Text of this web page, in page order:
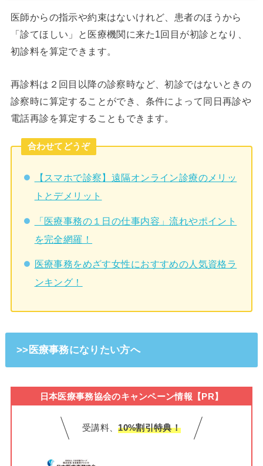
医師からの指示や約束はないけれど、患者のほうから
「診てほしい」と医療機関に来た1回目が初診となり、
初診料を算定できます。
再診料は２回目以降の診察時など、初診ではないときの
診察時に算定することができ、条件によって同日再診や
電話再診を算定することもできます。
合わせてどうぞ
【スマホで診察】遠隔オンライン診療のメリッ
トとデメリット
「医療事務の１日の仕事内容」流れやポイント
を完全網羅！
医療事務をめざす女性におすすめの人気資格ラ
ンキング！
>>医療事務になりたい方へ
日本医療事務協会のキャンペーン情報【PR】
受講料、10%割引特典！